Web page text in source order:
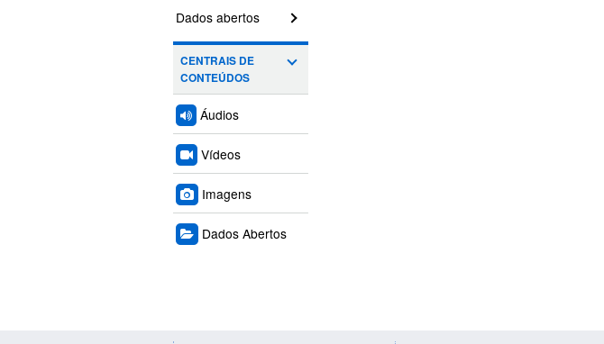
Dados abertos
CENTRAIS DE
CONTEÚDOS
Áudios
Vídeos
Imagens
Dados Abertos